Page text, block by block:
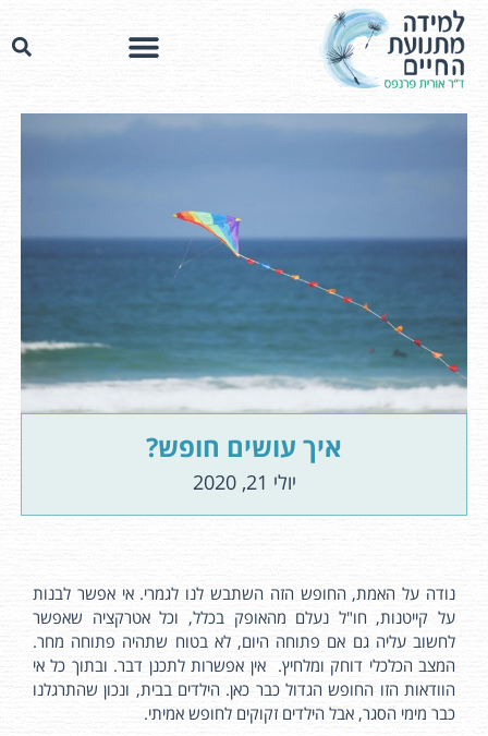
איך עושים חופש?
יולי 21, 2020
נודה על האמת, החופש הזה השתבש לנו לגמרי. אי אפשר לבנות
על קייטנות, חו"ל נעלם מהאופק בכלל, וכל אטרקציה שאפשר
לחשוב עליה גם אם פתוחה היום, לא בטוח שתהיה פתוחה מחר.
המצב הכלכלי דוחק ומלחיץ. אין אפשרות לתכנן דבר. ובתוך כל אי
הוודאות הזו החופש הגדול כבר כאן. הילדים בבית, ונכון שהתרגלנו
כבר מימי הסגר, אבל הילדים זקוקים לחופש אמיתי.